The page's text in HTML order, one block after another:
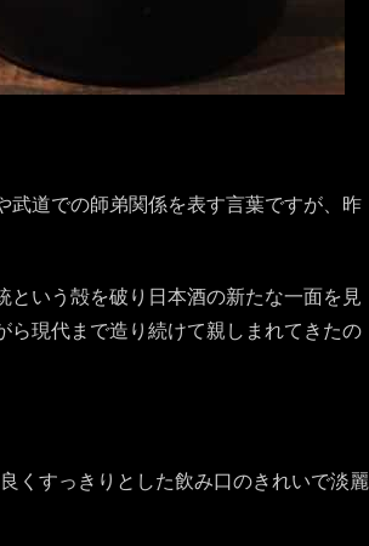
武道での師弟関係を表す言葉ですが、昨
いう殻を破り日本酒の新たな一面を見
ら現代まで造り続けて親しまれてきたの
くすっきりとした飲み口のきれいで淡麗